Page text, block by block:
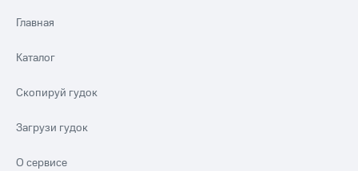
Главная
Каталог
Скопируй гудок
Загрузи гудок
О сервисе